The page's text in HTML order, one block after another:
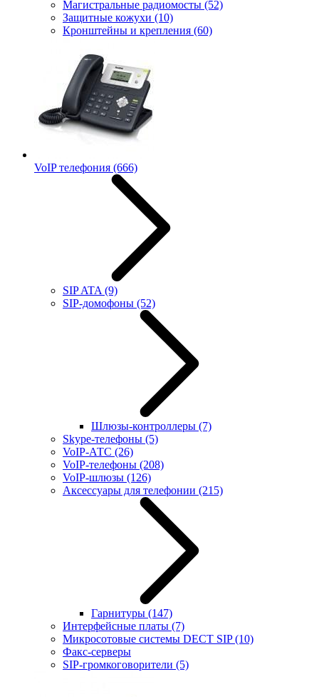
Магистральные радиомосты (52)
Защитные кожухи (10)
Кронштейны и крепления (60)
VoIP телефония (666)
SIP ATA (9)
SIP-домофоны (52)
Шлюзы-контроллеры (7)
Skype-телефоны (5)
VoIP-АТС (26)
VoIP-телефоны (208)
VoIP-шлюзы (126)
Аксессуары для телефонии (215)
Гарнитуры (147)
Интерфейсные платы (7)
Микросотовые системы DECT SIP(10)
Факс-серверы
SIP-громкоговорители (5)